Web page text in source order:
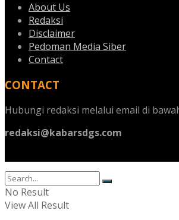
About Us
Redaksi
Disclaimer
Pedoman Media Siber
Contact
CONTACT
Hubungi redaksi melalui email di
redaksi@kabarsdgs.com
No Result
View All Result